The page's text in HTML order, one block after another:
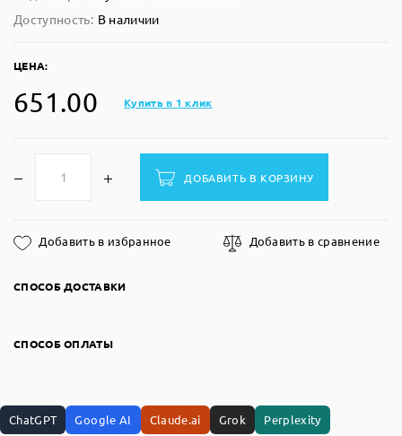
Доступность: В наличии
ЦЕНА:
651.00 Купить в 1 клик
ДОБАВИТЬ В КОРЗИНУ
Добавить в избранное Добавить в сравнение
СПОСОБ ДОСТАВКИ
СПОСОБ ОПЛАТЫ
ChatGPT Google AI Claude.ai Grok Perplexity